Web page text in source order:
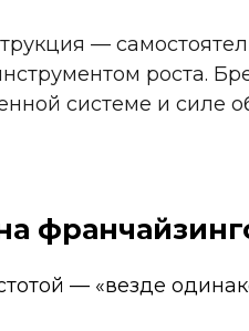
—
роста.
системе и силе
— «везде